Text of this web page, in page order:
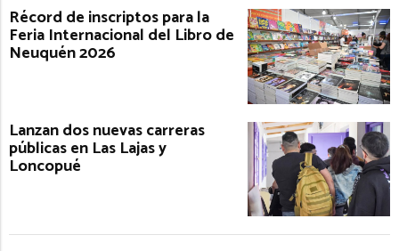
Récord de inscriptos para la
Feria Internacional del Libro de
Neuquén 2026
Lanzan dos nuevas carreras
públicas en Las Lajas y
Loncopué